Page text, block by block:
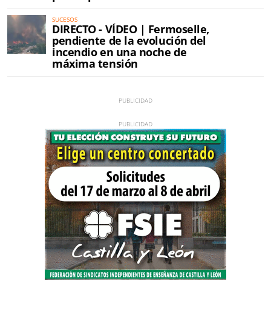
SUCESOS
DIRECTO - VÍDEO | Fermoselle,
pendiente de la evolución del
incendio en una noche de
máxima tensión